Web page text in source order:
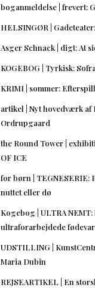
boganmeldelse | frevert:
HELSINGØR |
Asger Schnack | digt: At
KOGEBOG | Tyrkisk: Sofra
KRIMI | sommer:
artikel | Nyt hovedværk af
Ordrupgaard
the Round Tower |
OF ICE
for børn | TEGNESERIE:
nuttet eller dø
Kogebog | ULTRA
ultraforarbejdede
UDSTILLING |
Maria Dubin
REJSEARTIKEL | En